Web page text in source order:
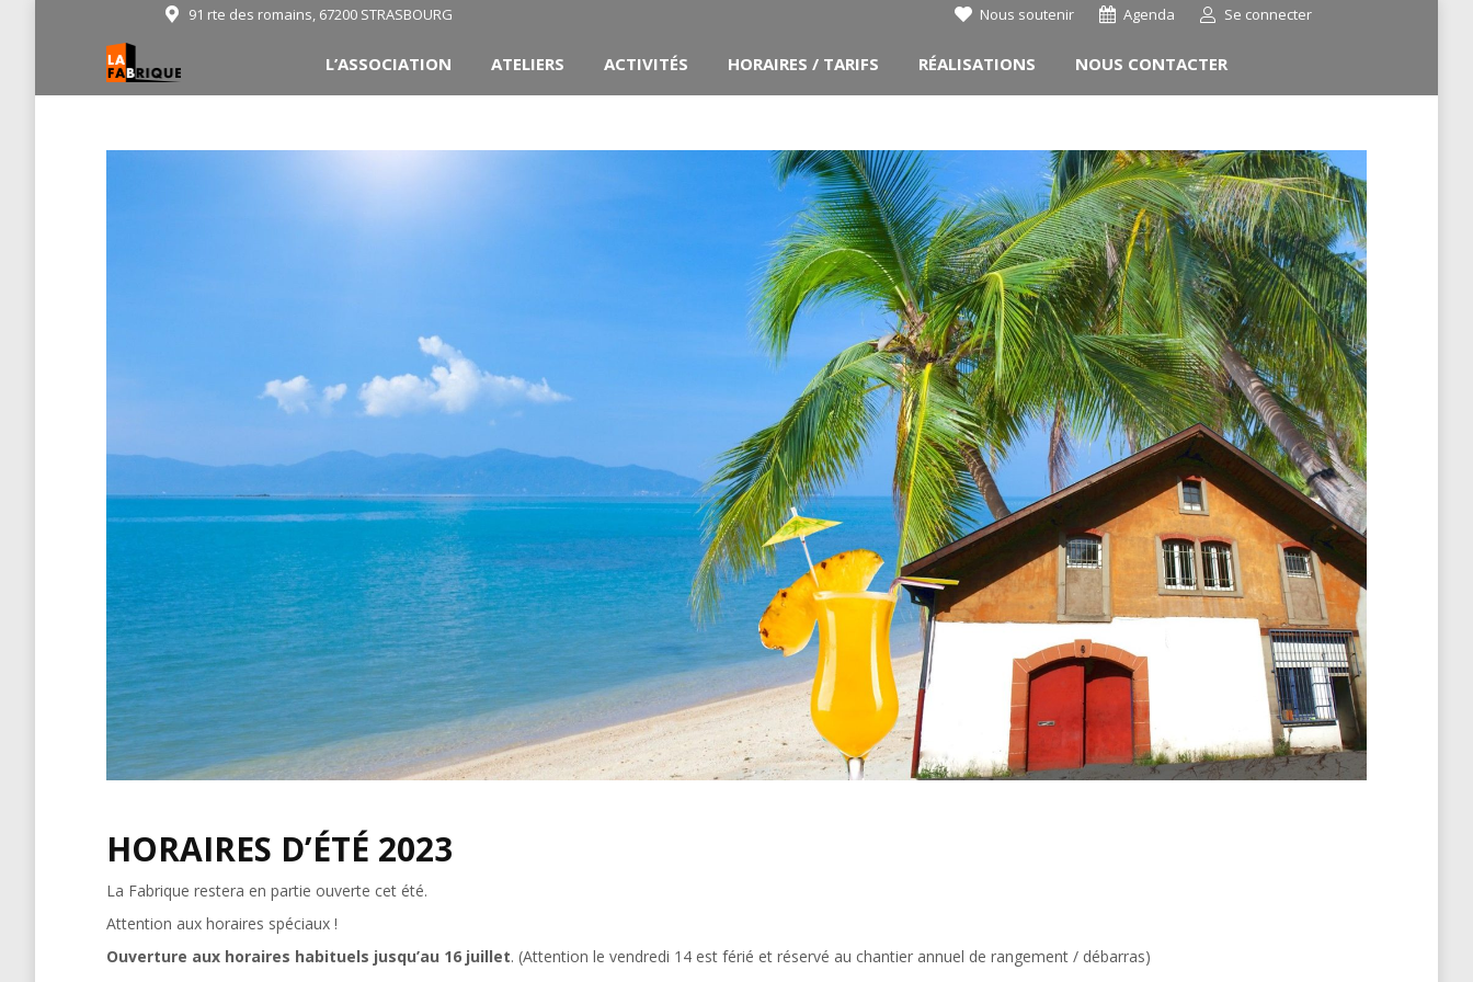
91 rte des romains, 67200 STRASBOURG Nous soutenir Agenda Se connecter
L’ASSOCIATION ATELIERS ACTIVITÉS HORAIRES / TARIFS RÉALISATIONS NOUS CONTACTER
HORAIRES D’ÉTÉ 2023
La Fabrique restera en partie ouverte cet été.
Attention aux horaires spéciaux !
Ouverture aux horaires habituels jusqu’au 16 juillet. (Attention le vendredi 14 est férié et réservé au chantier annuel de rangement / débarras)